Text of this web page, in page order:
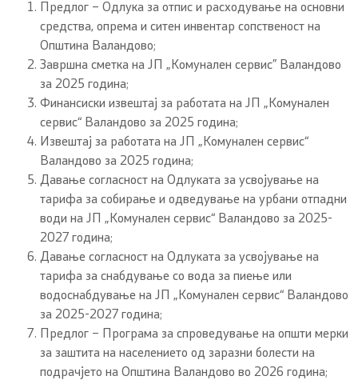
Предлог – Одлука за отпис и расходување на основни
средства, опрема и ситен инвентар сопственост на
Општина Валандово;
Завршна сметка на ЈП „Комунален сервис” Валандово
за 2025 година;
Финансиски извештај за работата на ЈП „Комунален
сервис“ Валандово за 2025 година;
Извештај за работата на ЈП „Комунален сервис“
Валандово за 2025 година;
Давање согласност на Одлуката за усвојување на
тарифа за собирање и одведување на урбани отпадни
води на ЈП „Комунален сервис“ Валандово за 2025-
2027 година;
Давање согласност на Одлуката за усвојување на
тарифа за снабдување со вода за пиење или
водоснабдување на ЈП „Комунален сервис“ Валандово
за 2025-2027 година;
Предлог – Програма за спроведување на општи мерки
за заштита на населението од заразни болести на
подрачјето на Општина Валандово во 2026 година;